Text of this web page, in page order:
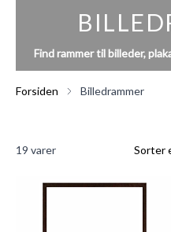
Find rammer til billeder,
Forsiden Billedrammer
19 varer Sorter